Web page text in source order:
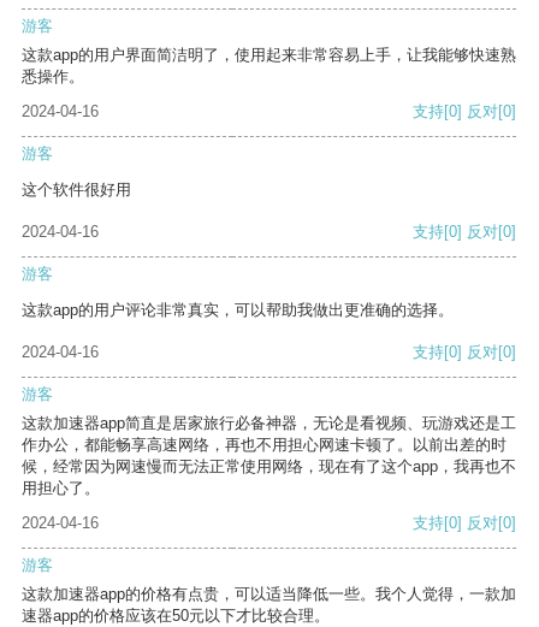
游客
这款app的用户界面简洁明了，使用起来非常容易上手，让我能够快速熟
悉操作。
2024-04-16
支持[0] 反对[0]
游客
这个软件很好用
2024-04-16 支持[0] 反对[0]
游客
这款app的用户评论非常真实，可以帮助我做出更准确的选择。
2024-04-16 支持[0] 反对[0]
游客
这款加速器app简直是居家旅行必备神器，无论是看视频、玩游戏还是工
作办公，都能畅享高速网络，再也不用担心网速卡顿了。以前出差的时
候，经常因为网速慢而无法正常使用网络，现在有了这个app，我再也不
用担心了。
2024-04-16
支持[0] 反对[0]
游客
这款加速器app的价格有点贵，可以适当降低一些。我个人觉得，一款加
速器app的价格应该在50元以下才比较合理。